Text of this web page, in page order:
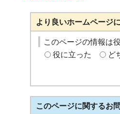
より良いホームページ
このページの情報は
役に立った
ど
このページに関するお